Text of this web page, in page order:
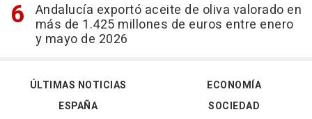
Andalucía exportó aceite de oliva valorado en
más de 1.425 millones de euros entre enero
y mayo de 2026
ÚLTIMAS NOTICIAS
ESPAÑA
ECONOMÍA
SOCIEDAD